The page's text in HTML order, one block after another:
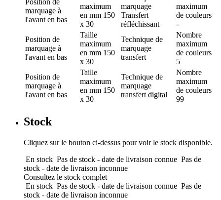
Position de
marquage à
l'avant en bas
maximum
en mm 150
x 30
marquage
Transfert
réfléchissant
maximum
de couleurs
-
Position de
marquage à
l'avant en bas
Taille
maximum
en mm 150
x 30
Technique de
marquage
transfert
Nombre
maximum
de couleurs
5
Position de
marquage à
l'avant en bas
Taille
maximum
en mm 150
x 30
Technique de
marquage
transfert digital
Nombre
maximum
de couleurs
99
Stock
Cliquez sur le bouton ci-dessus pour voir le stock disponible.
En stock Pas de stock - date de livraison connue Pas de
stock - date de livraison inconnue
Consultez le stock complet
En stock Pas de stock - date de livraison connue Pas de
stock - date de livraison inconnue